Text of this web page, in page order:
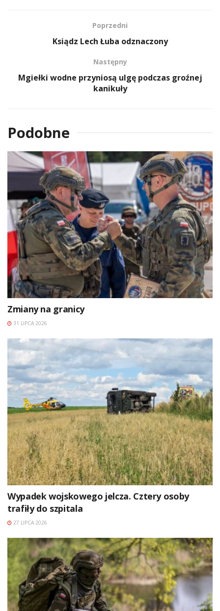
Poprzedni
Ksiądz Lech Łuba odznaczony
Następny
Mgiełki wodne przyniosą ulgę podczas groźnej
kanikuły
Podobne
Zmiany na granicy
31 LIPCA 2026
Wypadek wojskowego jelcza. Cztery osoby
trafiły do szpitala
27 LIPCA 2026